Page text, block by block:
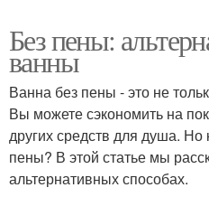
Без пены:
ванны
Ванна без пены - это не
Вы можете сэкономить на
других средств для душа. Но
пены? В этой статье мы
альтернативных способах.